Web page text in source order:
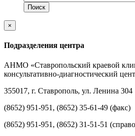
×
Подразделения центра
АНМО «Ставропольский краевой
консультативно-диагностический
355017, г. Ставрополь, ул. Ленина 304
(8652) 951-951, (8652) 35-61-49 (факс)
(8652) 951-951, (8652) 31-51-51